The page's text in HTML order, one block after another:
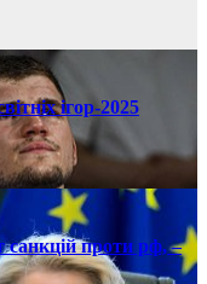
ігор-2025
санкцій проти рф, –